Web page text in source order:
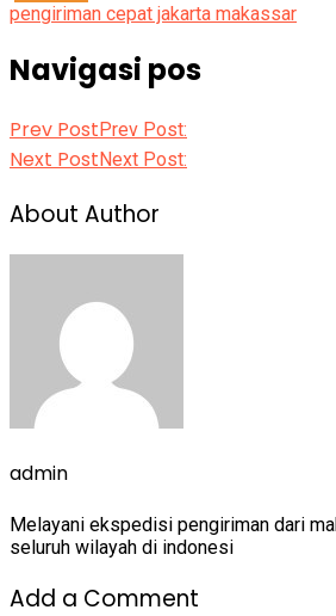
pengiriman cepat jakarta makassar
Navigasi pos
Prev PostPrev Post:
Next PostNext Post:
About Author
admin
Melayani ekspedisi pengiriman dari
seluruh wilayah di indonesi
Add a Comment